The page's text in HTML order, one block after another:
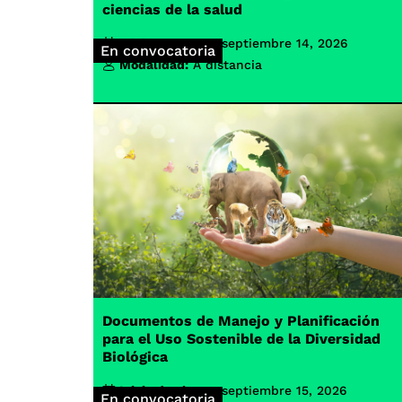
En convocatoria
ciencias de la salud
Inicio de clases: septiembre 14, 2026
Modalidad: A distancia
En convocatoria
Documentos de Manejo y Planificación
para el Uso Sostenible de la Diversidad
Biológica
Inicio de clases: septiembre 15, 2026